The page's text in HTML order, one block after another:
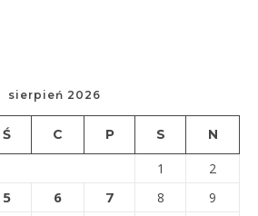
sierpień 2026
Ś C P S N
1
2
5 6 7 8
9